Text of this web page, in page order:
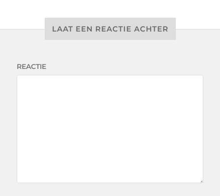
LAAT EEN REACTIE ACHTER
REACTIE